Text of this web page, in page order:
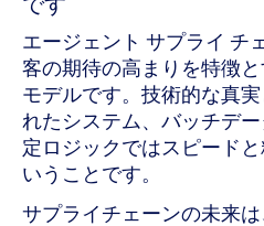
エージェント サプライ チ
客の期待の高まりを特徴
モデルです。技術的な真
れたシステム、バッチデ
定ロジックではスピード
いうことです。
サプライチェーンの未来